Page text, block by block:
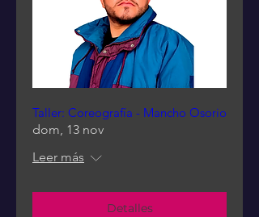
Taller: Coreografía - Mancho Osorio
dom, 13 nov
Leer más
Detalles